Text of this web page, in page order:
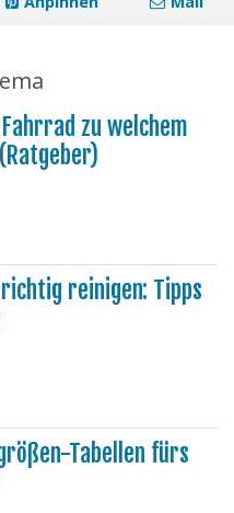
zu welchem
reinigen: Tipps
Tabellen fürs